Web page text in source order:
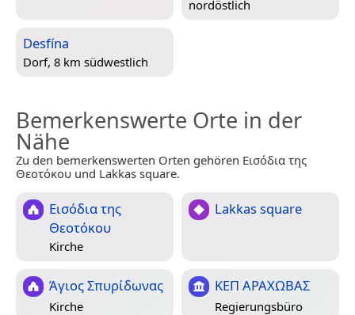
nordöstlich
Desfína
Dorf, 8 km südwestlich
Bemerkenswerte Orte in der
Nähe
Zu den bemerkenswerten Orten gehören Εισόδια της
Θεοτόκου und Lakkas square.
Εισόδια της
Θεοτόκου
Kirche
Lakkas square
Άγιος Σπυρίδωνας
Kirche
ΚΕΠ ΑΡΑΧΩΒΑΣ
Regierungsbüro